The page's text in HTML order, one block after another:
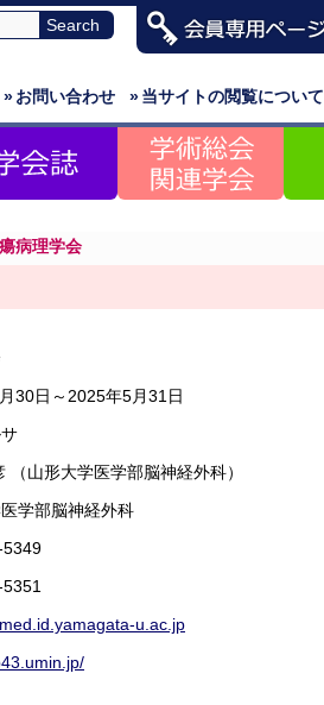
»当サイトの閲覧について
»お問い合わせ
病理学会
30日～2025年5月31日
（山形大学医学部脳神経外科）
学部脳神経外科
u.ac.jp